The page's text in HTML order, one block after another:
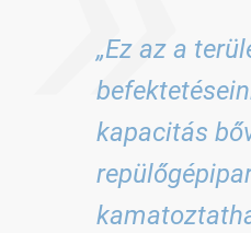
„Ez az a
kapacitás